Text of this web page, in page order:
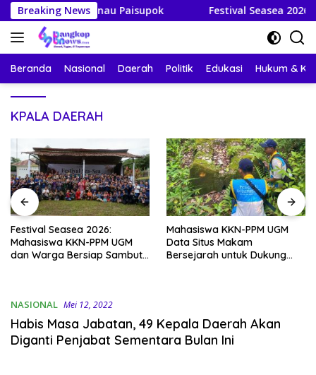
Langsung
ke
konten
Breaking News
Danau Paisupok Festival Seasea 2026:
Beranda Nasional Daerah Politik Edukasi Hukum &
KPALA DAERAH
Festival Seasea 2026:
Mahasiswa KKN-PPM UGM
dan Warga Bersiap Sambut
Mahasiswa KKN-PPM UGM
Data Situs Makam
Bersejarah untuk Dukung
NASIONAL Mei 12, 2022
Habis Masa Jabatan, 49 Kepala Daerah Akan
Diganti Penjabat Sementara Bulan Ini